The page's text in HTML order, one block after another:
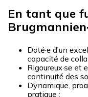
En tant que
Doté·e d’un
capacité de
Rigoureux·se et
continuité des
Dynamique,
pratique ;